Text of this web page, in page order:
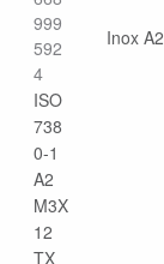
999
592
4
ISO
738
0-1
A2
M3X
12
TX
Inox A2